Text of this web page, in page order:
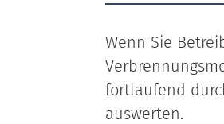
Wenn Sie
fortlaufend
auswerten.